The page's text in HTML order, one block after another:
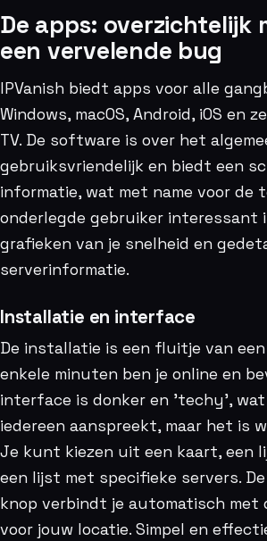
De apps: overzichtelijk
een vervelende bug
IPVanish biedt apps voor alle
Windows, macOS, Android, iOS en
TV. De software is over het
gebruiksvriendelijk en biedt een
informatie, wat met name voor de
onderlegde gebruiker interessant
grafieken van je snelheid en
serverinformatie.
Installatie en interface
De installatie is een fluitje van
enkele minuten ben je online en
interface is donker en ’techy’,
iedereen aanspreekt, maar het is
Je kunt kiezen uit een kaart, een
een lijst met specifieke servers. De
knop verbindt je automatisch met
voor jouw locatie. Simpel en